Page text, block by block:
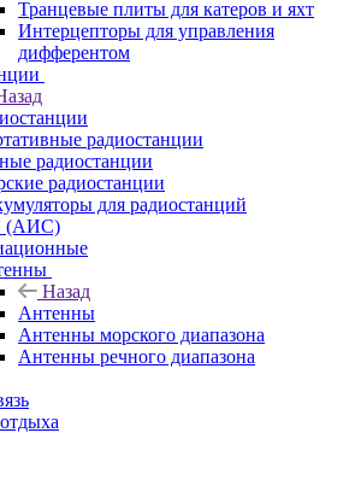
Транцевые плиты для катеров и яхт
Интерцепторы для управления
дифферентом
радиостанции
радиостанции
радиостанции
для радиостанций
(АИС)
Назад
Антенны
Антенны морского диапазона
Антенны речного диапазона